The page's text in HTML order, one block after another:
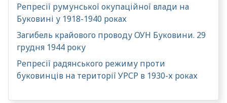
Репресії румунської окупаційної влади на
Буковині у 1918-1940 роках
Загибель крайового проводу ОУН Буковини. 29
грудня 1944 року
Репресії радянського режиму проти
буковинців на території УРСР в 1930-х роках